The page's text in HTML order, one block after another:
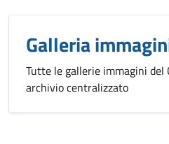
Galleria
Tutte le gallerie immagini del
archivio centralizzato